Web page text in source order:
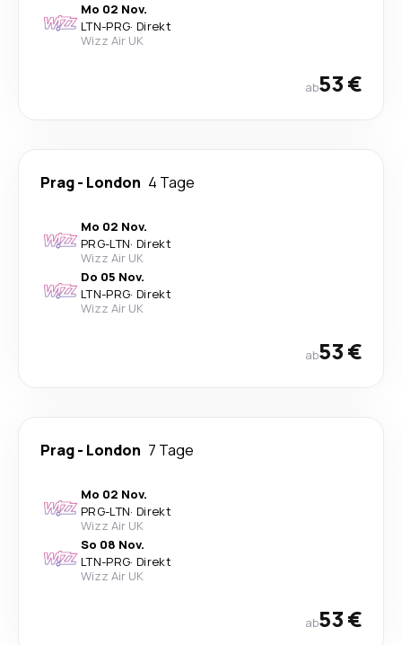
Mo 02 Nov.
LTN-PRG· Direkt
Wizz Air UK
ab53 €
Prag- London 4 Tage
Mo 02 Nov.
PRG-LTN· Direkt
Wizz Air UK
Do 05 Nov.
LTN-PRG· Direkt
Wizz Air UK
ab53 €
Prag- London 7 Tage
Mo 02 Nov.
PRG-LTN· Direkt
Wizz Air UK
So 08 Nov.
LTN-PRG· Direkt
Wizz Air UK
ab53 €